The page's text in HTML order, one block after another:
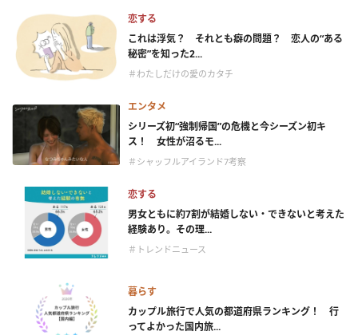
恋する
これは浮気？ それとも癖の問題？ 恋人の“ある
秘密”を知った2...
＃わたしだけの愛のカタチ
エンタメ
シリーズ初“強制帰国”の危機と今シーズン初キ
ス！ 女性が沼るモ...
＃シャッフルアイランド7考察
恋する
男女ともに約7割が結婚しない・できないと考えた
経験あり。その理...
＃トレンドニュース
暮らす
カップル旅行で人気の都道府県ランキング！ 行
ってよかった国内旅...